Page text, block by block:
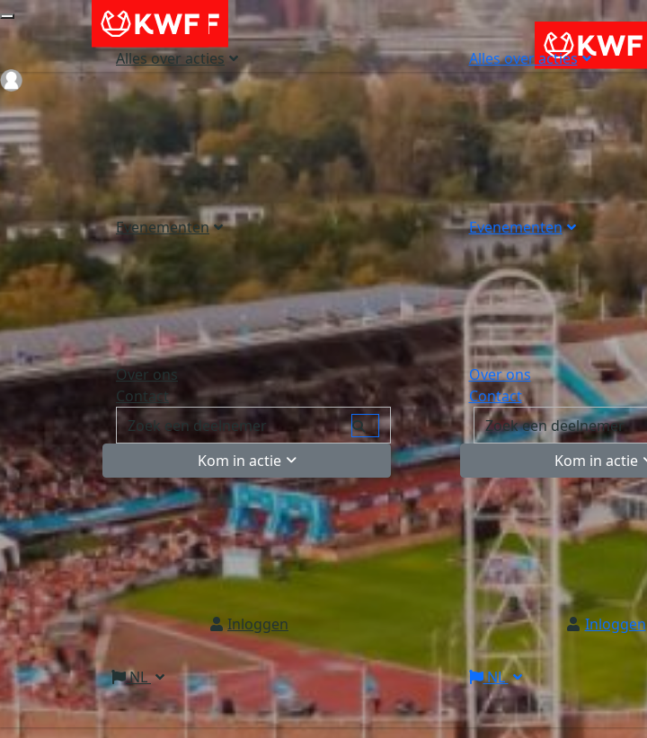
Alles over acties
Evenementen
Over ons
Contact
Kom in actie
Inloggen
NL
Alles over acties
Evenementen
Over ons
Contact
Kom in actie
Inloggen
NL
Login